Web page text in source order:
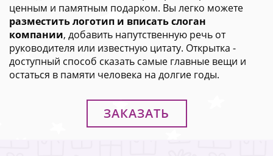
ценным и памятным подарком. Вы легко можете
разместить логотип и вписать слоган
компании, добавить напутственную речь от
руководителя или известную цитату. Открытка -
доступный способ сказать самые главные вещи и
остаться в памяти человека на долгие годы.
ЗАКАЗАТЬ